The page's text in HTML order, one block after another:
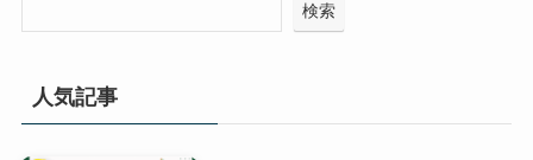
検索
人気記事